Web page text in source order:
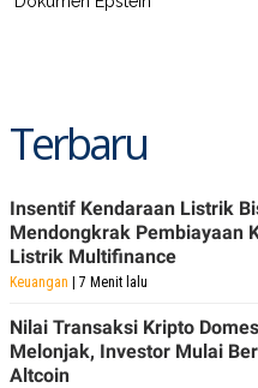
Terbaru
Insentif Kendaraan Listrik
Mendongkrak Pembiayaan
Listrik Multifinance
Keuangan | 7 Menit lalu
Nilai Transaksi Kripto
Melonjak, Investor Mulai
Altcoin